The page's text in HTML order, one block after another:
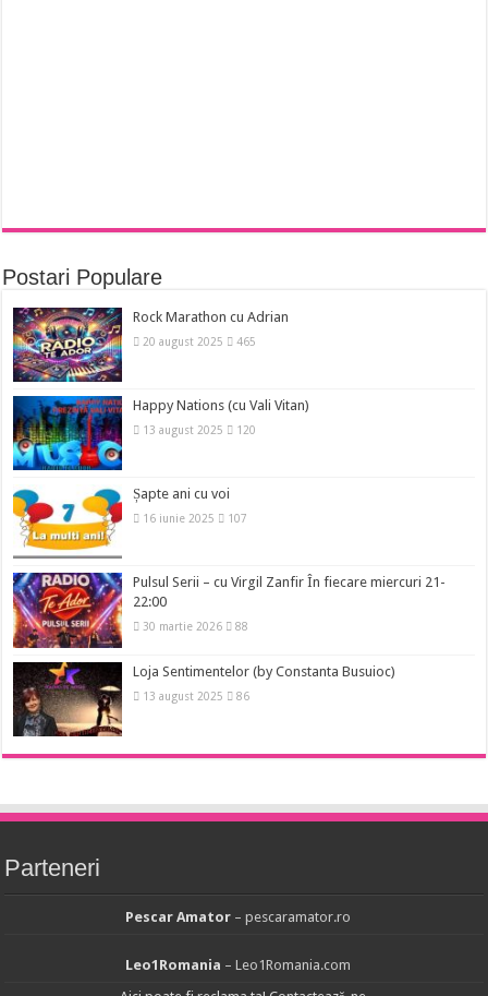
Postari Populare
Rock Marathon cu Adrian
20 august 2025 465
Happy Nations (cu Vali Vitan)
13 august 2025 120
Șapte ani cu voi
16 iunie 2025 107
Pulsul Serii – cu Virgil Zanfir În fiecare miercuri 21-
22:00
30 martie 2026 88
Loja Sentimentelor (by Constanta Busuioc)
13 august 2025 86
Parteneri
Pescar Amator– pescaramator.ro
Leo1Romania – Leo1Romania.com